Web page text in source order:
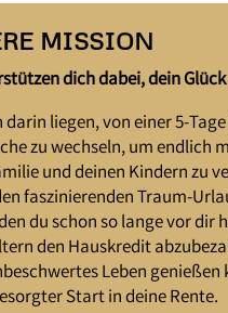
MISSION
dich dabei, dein
darin liegen, von einer 5-
zu wechseln, um endlich
und deinen Kindern zu
faszinierenden Traum-
du schon so lange vor dir
den Hauskredit
Leben genießen
Start in deine Rente.